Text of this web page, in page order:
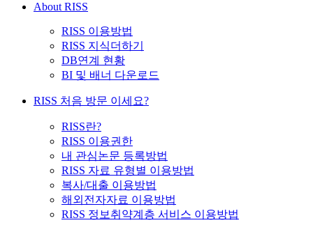
About RISS
RISS 이용방법
RISS 지식더하기
DB연계 현황
BI 및 배너 다운로드
RISS 처음 방문 이세요?
RISS란?
RISS 이용권한
내 관심논문 등록방법
RISS 자료 유형별 이용방법
복사/대출 이용방법
해외전자자료 이용방법
RISS 정보취약계층 서비스 이용방법